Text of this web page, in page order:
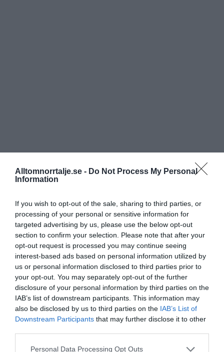
Alltomnorrtalje.se - Do Not Process My Personal
Information
If you wish to opt-out of the sale, sharing to third parties, or
processing of your personal or sensitive information for
targeted advertising by us, please use the below opt-out
section to confirm your selection. Please note that after your
opt-out request is processed you may continue seeing
interest-based ads based on personal information utilized by
us or personal information disclosed to third parties prior to
your opt-out. You may separately opt-out of the further
disclosure of your personal information by third parties on the
IAB’s list of downstream participants. This information may
also be disclosed by us to third parties on the IAB’s List of
Downstream Participants that may further disclose it to other
Personal Data Processing Opt Outs